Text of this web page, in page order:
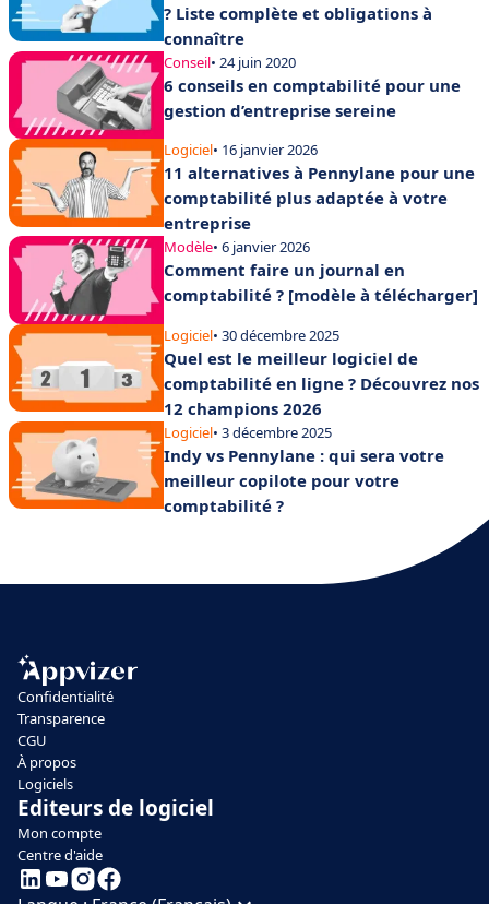
? Liste complète et obligations à
connaître
Conseil• 24 juin 2020
6 conseils en comptabilité pour une
gestion d’entreprise sereine
Logiciel• 16 janvier 2026
11 alternatives à Pennylane pour une
comptabilité plus adaptée à votre
entreprise
Modèle• 6 janvier 2026
Comment faire un journal en
comptabilité ? [modèle à télécharger]
Logiciel• 30 décembre 2025
Quel est le meilleur logiciel de
comptabilité en ligne ? Découvrez nos
12 champions 2026
Logiciel• 3 décembre 2025
Indy vs Pennylane : qui sera votre
meilleur copilote pour votre
comptabilité ?
Confidentialité
Transparence
CGU
À propos
Logiciels
Editeurs de logiciel
Mon compte
Centre d'aide